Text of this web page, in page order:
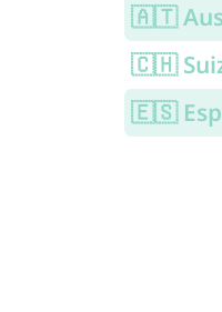
🇦🇹
🇨🇭
🇪🇸